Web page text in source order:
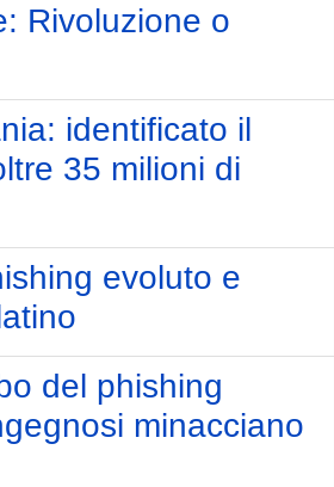
Rivoluzione o
identificato il
35 milioni di
evoluto e
del phishing
minacciano